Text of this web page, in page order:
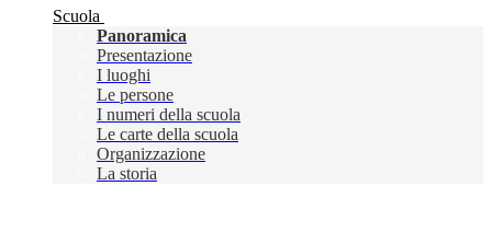
Scuola
Panoramica
Presentazione
I luoghi
Le persone
I numeri della scuola
Le carte della scuola
Organizzazione
La storia